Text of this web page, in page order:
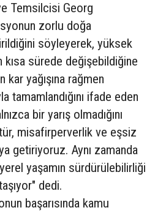
Temsilcisi Georg
zorlu doğa
söyleyerek, yüksek
kısa sürede değişebildiğine
yağışına rağmen
tamamlandığını ifade eden
bir yarış olmadığını
misafirperverlik ve eşsiz
getiriyoruz. Aynı zamanda
yaşamın sürdürülebilirliği
dedi.
başarısında kamu